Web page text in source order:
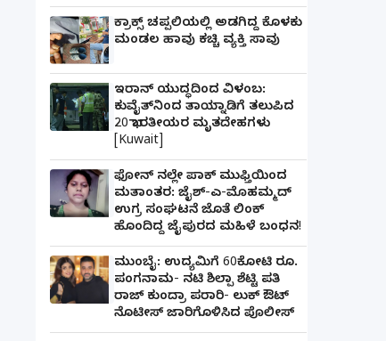
ಪತ್ನಿಗೆ ಕೈಕೊಟ್ಟ ಭೂಪ ಅತ್ತೆಯನ್ನು ವಿವಾಹವಾದ
ಕ್ರಾಕ್ಸ್ ಚಪ್ಪಲಿಯಲ್ಲಿ ಅಡಗಿದ್ದ ಕೊಳಕು
ಮಂಡಲ ಹಾವು ಕಚ್ಚಿ ವ್ಯಕ್ತಿ ಸಾವು
ಇರಾನ್ ಯುದ್ಧದಿಂದ ವಿಳಂಬ:
ಕುವೈತ್‌ನಿಂದ ತಾಯ್ನಾಡಿಗೆ ತಲುಪಿದ
20 ಭಾರತೀಯರ ಮೃತದೇಹಗಳು
[Kuwait]
ಫೋನ್ ನಲ್ಲೇ ಪಾಕ್ ಮುಫ್ತಿಯಿಂದ
ಮತಾಂತರ: ಜೈಶ್-ಎ-ಮೊಹಮ್ಮದ್
ಉಗ್ರ ಸಂಘಟನೆ ಜೊತೆ ಲಿಂಕ್
ಹೊಂದಿದ್ದ ಜೈಪುರದ ಮಹಿಳೆ ಬಂಧನ!
ಮುಂಬೈ: ಉದ್ಯಮಿಗೆ 60ಕೋಟಿ ರೂ.
ಪಂಗನಾಮ- ನಟಿ ಶಿಲ್ಪಾ ಶೆಟ್ಟಿ ಪತಿ
ರಾಜ್ ಕುಂದ್ರಾ ಪರಾರಿ- ಲುಕ್ ಔಟ್
ನೊಟೀಸ್ ಜಾರಿಗೊಳಿಸಿದ ಪೊಲೀಸ್